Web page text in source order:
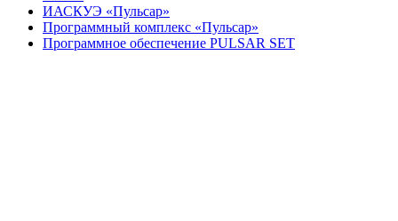
ИАСКУЭ «Пульсар»
Программный комплекс «Пульсар»
Программное обеспечение PULSAR SET